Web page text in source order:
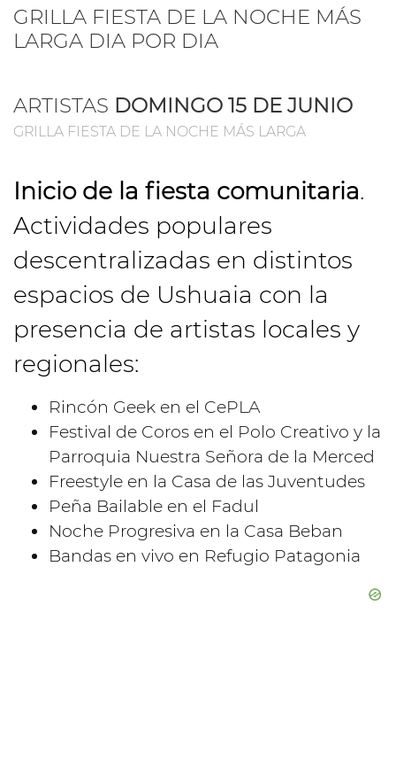
GRILLA FIESTA DE LA NOCHE MÁS
LARGA DIA POR DIA
ARTISTAS DOMINGO 15 DE JUNIO
GRILLA FIESTA DE LA NOCHE MÁS LARGA
Inicio de la fiesta comunitaria.
Actividades populares
descentralizadas en distintos
espacios de Ushuaia con la
presencia de artistas locales y
regionales:
Rincón Geek en el CePLA
Festival de Coros en el Polo Creativo y la
Parroquia Nuestra Señora de la Merced
Freestyle en la Casa de las Juventudes
Peña Bailable en el Fadul
Noche Progresiva en la Casa Beban
Bandas en vivo en Refugio Patagonia